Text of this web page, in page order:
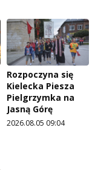
Rozpoczyna się
Kielecka Piesza
Pielgrzymka na
Jasną Górę
2026.08.05 09:04